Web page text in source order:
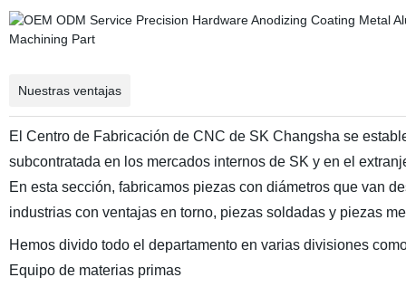
Nuestras ventajas
El Centro de Fabricación de CNC de SK Changsha se
subcontratada en los mercados internos de SK y en el
En esta sección, fabricamos piezas con diámetros que van
industrias con ventajas en torno, piezas soldadas y piezas
Hemos divido todo el departamento en varias divisiones
Equipo de materias primas